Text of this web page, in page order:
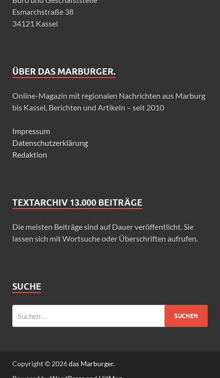
Esmarchstraße 38
34121 Kassel
ÜBER DAS MARBURGER.
Online-Magazin mit regionalen Nachrichten aus Marburg
bis Kassel, Berichten und Artikeln – seit 2010
Impressum
Datenschutzerklärung
Redaktion
TEXTARCHIV 13.000 BEITRÄGE
Die meisten Beiträge sind auf Dauer veröffentlicht. Sie
lassen sich mit Wortsuche oder Überschriften aufrufen.
SUCHE
Copyright © 2026das Marburger.